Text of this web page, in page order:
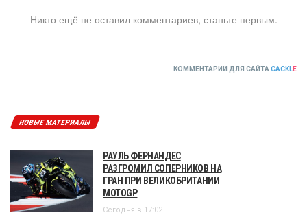
Никто ещё не оставил комментариев, станьте первым.
КОММЕНТАРИИ ДЛЯ САЙТА CACKLE
НОВЫЕ МАТЕРИАЛЫ
РАУЛЬ ФЕРНАНДЕС
РАЗГРОМИЛ СОПЕРНИКОВ НА
ГРАН ПРИ ВЕЛИКОБРИТАНИИ
MOTOGP
Сегодня в 17:02